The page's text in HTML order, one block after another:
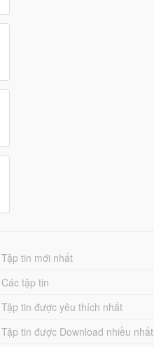
Tập tin mới nhất
Các tập tin
Tập tin được yêu thích nhất
Tập tin được Download nhiều nhất